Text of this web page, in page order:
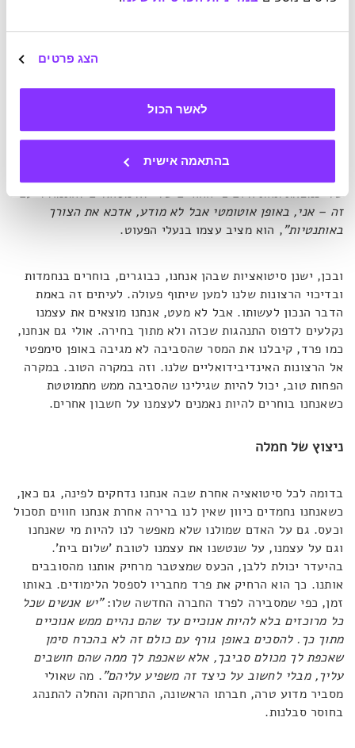
הצג פרטים
לאשר הכול
בהתאמה אישית
אותנטי של צרכיו וחתירה למימושם או הקשר עם המטפלים
העיקריים שלו והקרבה אליהם – הוא יבחר בהיקשרות.
שלי נמצאת תחת איום כי ההורים שלי לא מסוגלים להתמודד עם
זה – אני, באופן אוטומטי אבל לא מודע, אדכא את הצורך
באותנטיות", הוא מציב עצמו בנעלי הפעוט.
ובכן, ישנן סיטואציות שבהן אנחנו, כבוגרים, בוחרים בנחמדות
ובדיכוי הרצונות שלנו למען שיתוף פעולה. לעיתים זה באמת
הדבר הנכון לעשותו. אבל לא מעט, אנחנו מוצאים את עצמנו
נקלעים לדפוס התנהגות שכזה ולא מתוך בחירה. אולי גם אנחנו,
כמו פרד, קיבלנו את המסר שהסביבה לא מגיבה באופן סימפטי
אל הרצונות האינדיבידואליים שלנו. וזה במקרה הטוב. במקרה
הפחות טוב, יכול להיות שגילינו שהסביבה ממש מתמוטטת
כשאנחנו בוחרים להיות נאמנים לעצמנו על חשבון אחרים.
ניצוץ של חמלה
בדומה לכל סיטואציה אחרת שבה אנחנו נדחקים לפינה, גם כאן,
כשאנחנו נחמדים כיוון שאין לנו ברירה אחרת אנחנו חווים תסכול
וכעס. גם על האדם שמולנו שלא מאפשר לנו להיות מי שאנחנו
וגם על עצמנו, על שנטשנו את עצמנו לטובת 'שלום בית'.
בהיעדר יכולת ללבן, הכעס שמצטבר מרחיק אותנו מהסובבים
אותנו. כך הוא הרחיק את פרד מחבריו לספסל הלימודים. באותו
זמן, כפי שמסבירה לפרד החברה החדשה שלו:"יש אנשים שכל
כל מרוכזים בלא להיות אנוכיים עד שהם נהיים ממש אנוכיים
מתוך כך. להסכים באופן גורף עם כולם זה לא בהכרח סימן
שאכפת לך מכולם סביבך, אלא שאכפת לך ממה שהם חושבים
עליך, מבלי לחשוב על כיצד זה משפיע עליהם". מה שאולי
מסביר מדוע טרה, חברתו הראשונה, התרחקה והחלה להתנהג
בחוסר סבלנות.